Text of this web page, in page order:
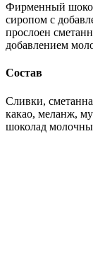
Фирменный
сиропом с
прослоен
добавлением
Состав
Сливки,
какао, меланж,
шоколад